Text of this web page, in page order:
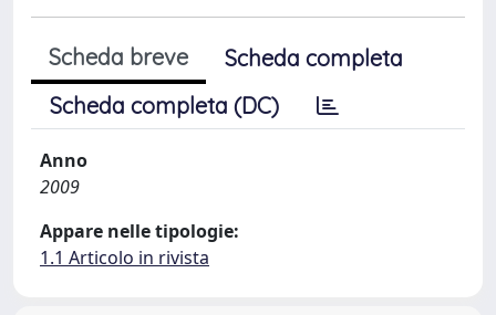
Scheda breve
Scheda completa
Scheda completa (DC)
Anno
2009
Appare nelle tipologie:
1.1 Articolo in rivista